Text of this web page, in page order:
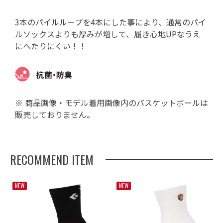
3本のパイルループを4本にした事により、通常のパイ
ルソックスよりも厚みが増して、履き心地UPなうえ
にへたりにくい！！
※ 商品画像・モデル着用画像内のバスケットボールは
販売しておりません。
RECOMMEND ITEM
NEW NEW